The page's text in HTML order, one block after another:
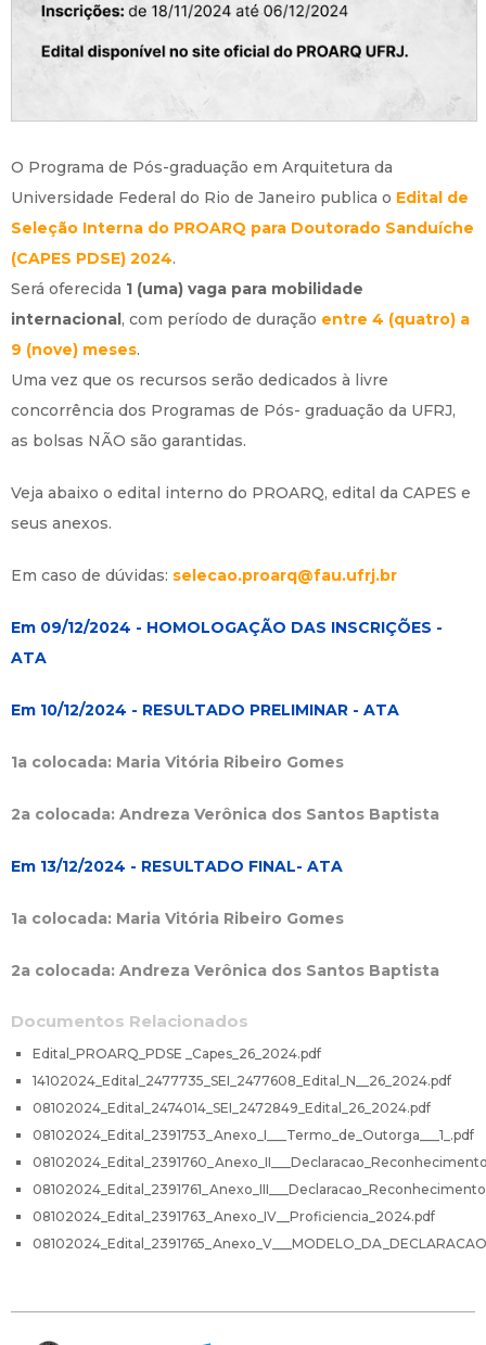
O Programa de Pós-graduação em Arquitetura da
Universidade Federal do Rio de Janeiro publica o Edital de
Seleção Interna do PROARQ para Doutorado Sanduíche
(CAPES PDSE) 2024.
Será oferecida 1 (uma) vaga para mobilidade
internacional, com período de duração entre 4 (quatro) a
9 (nove) meses.
Uma vez que os recursos serão dedicados à livre
concorrência dos Programas de Pós- graduação da UFRJ,
as bolsas NÃO são garantidas.
Veja abaixo o edital interno do PROARQ, edital da CAPES e
seus anexos.
Em caso de dúvidas: selecao.proarq@fau.ufrj.br
Em 09/12/2024 - HOMOLOGAÇÃO DAS INSCRIÇÕES -
ATA
Em 10/12/2024 - RESULTADO PRELIMINAR - ATA
1a colocada: Maria Vitória Ribeiro Gomes
2a colocada: Andreza Verônica dos Santos Baptista
Em 13/12/2024 - RESULTADO FINAL- ATA
1a colocada: Maria Vitória Ribeiro Gomes
2a colocada: Andreza Verônica dos Santos Baptista
Documentos Relacionados
Edital_PROARQ_PDSE _Capes_26_2024.pdf
14102024_Edital_2477735_SEI_2477608_Edital_N__26_2024.pdf
08102024_Edital_2474014_SEI_2472849_Edital_26_2024.pdf
08102024_Edital_2391753_Anexo_I___Termo_de_Outorga___1_.pdf
08102024_Edital_2391763_Anexo_IV__Proficiencia_2024.pdf